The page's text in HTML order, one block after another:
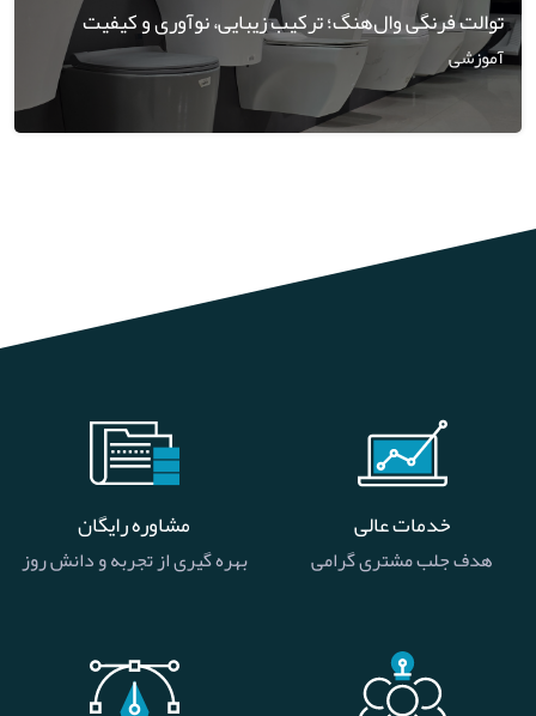
توالت فرنگی وال‌هنگ؛ ترکیب زیبایی، نوآوری و کیفیت
آموزشی
خدمات عالی
هدف جلب مشتری گرامی
مشاوره رایگان
بهره گیری از تجربه و دانش روز